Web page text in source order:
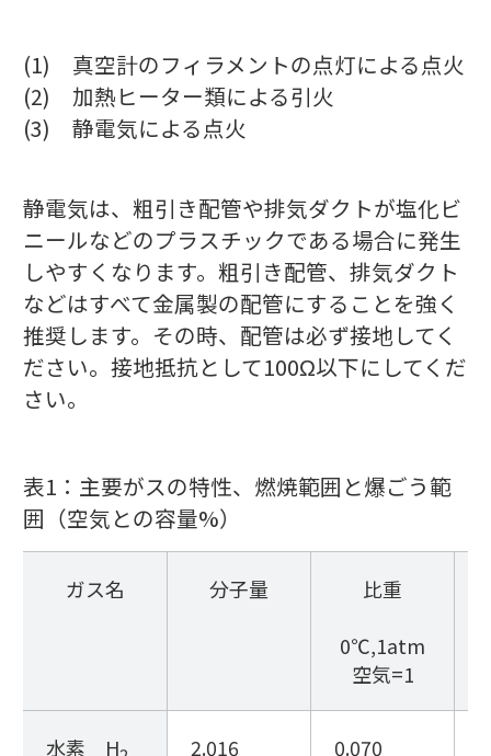
(1) 真空計のフィラメントの点灯による点火
(2) 加熱ヒーター類による引火
(3) 静電気による点火
静電気は、粗引き配管や排気ダクトが塩化ビ
ニールなどのプラスチックである場合に発生
しやすくなります。粗引き配管、排気ダクト
などはすべて金属製の配管にすることを強く
推奨します。その時、配管は必ず接地してく
ださい。接地抵抗として100Ω以下にしてくだ
さい。
表1：主要がスの特性、燃焼範囲と爆ごう範
囲（空気との容量%）
ガス名 分子量
比重
0℃,1atm
空気=1
水素 H 2.016 0.070